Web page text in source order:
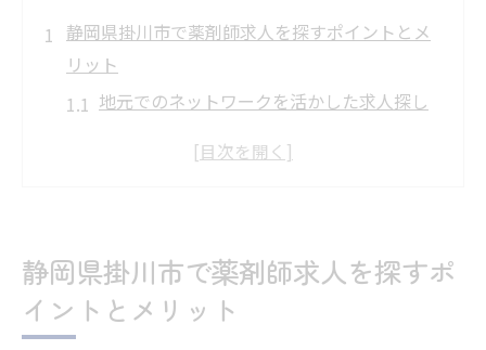
静岡県掛川市で薬剤師求人を探すポイントとメ
リット
地元でのネットワークを活かした求人探し
掛川市の医療機関が求める薬剤師のスキル
掛川市での薬剤師としてのキャリアアップ
の可能性
静岡県掛川市で薬剤師求人を探すポ
イントとメリット